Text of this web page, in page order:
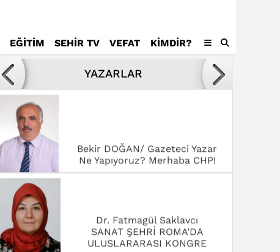
EĞİTİM SEHİR TV VEFAT KIMDIR?
YAZARLAR
Avukat Mustafa Tamer
Kötülükler ve kötüler karşısında
yenilmek,
Bekir DOĞAN/ Gazeteci Yazar
Ne Yapıyoruz? Merhaba CHP!
Dr. Fatmagül Saklavcı
SANAT ŞEHRİ ROMA’DA
ULUSLARARASI KONGRE